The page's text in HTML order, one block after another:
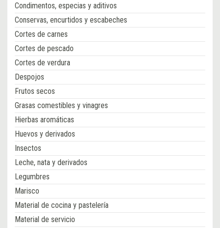
Condimentos, especias y aditivos
Conservas, encurtidos y escabeches
Cortes de carnes
Cortes de pescado
Cortes de verdura
Despojos
Frutos secos
Grasas comestibles y vinagres
Hierbas aromáticas
Huevos y derivados
Insectos
Leche, nata y derivados
Legumbres
Marisco
Material de cocina y pastelería
Material de servicio